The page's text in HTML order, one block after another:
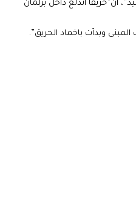
ان”حريقا اندلع داخل برلمان
وبدأت باخماد الحريق”.